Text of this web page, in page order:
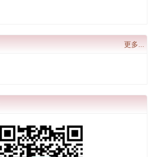
更多...